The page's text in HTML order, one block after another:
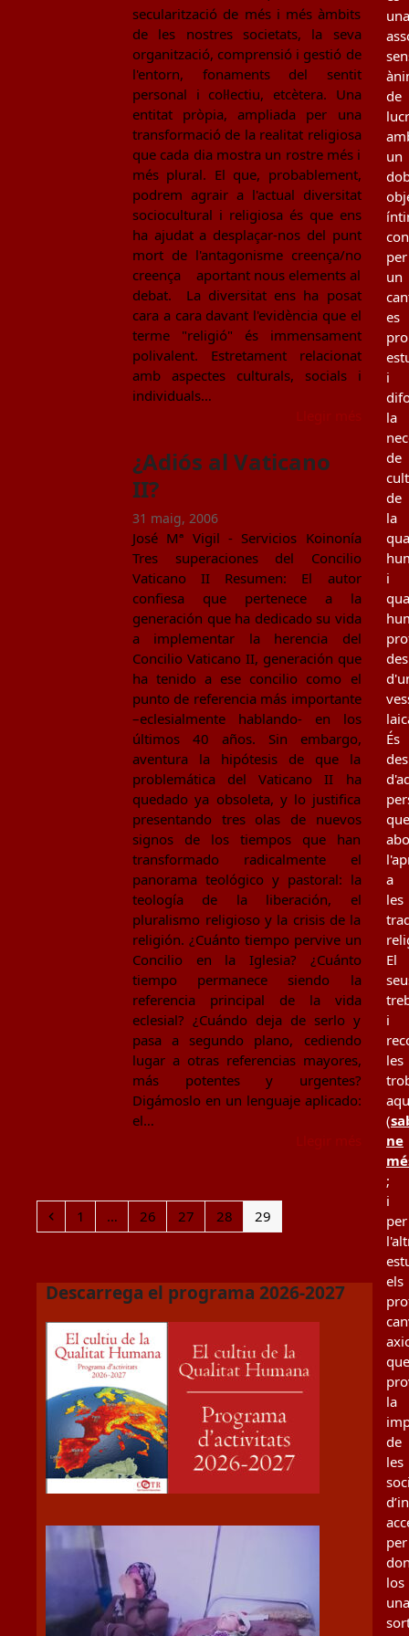
secularització de més i més àmbits
de les nostres societats, la seva
organització, comprensió i gestió de
l'entorn, fonaments del sentit
personal i col·lectiu, etcètera. Una
entitat pròpia, ampliada per una
transformació de la realitat religiosa
que cada dia mostra un rostre més i
més plural. El que, probablement,
podrem agrair a l'actual diversitat
sociocultural i religiosa és que ens
ha ajudat a desplaçar-nos del punt
mort de l'antagonisme creença/no
creença aportant nous elements al
debat. La diversitat ens ha posat
cara a cara davant l'evidència que el
terme "religió" és immensament
polivalent. Estretament relacionat
amb aspectes culturals, socials i
individuals…
¿Adiós al Vaticano
II?
31 maig, 2006
José Mª Vigil - Servicios Koinonía
Tres superaciones del Concilio
Vaticano II Resumen: El autor
confiesa que pertenece a la
generación que ha dedicado su vida
a implementar la herencia del
Concilio Vaticano II, generación que
ha tenido a ese concilio como el
punto de referencia más importante
–eclesialmente hablando- en los
últimos 40 años. Sin embargo,
aventura la hipótesis de que la
problemática del Vaticano II ha
quedado ya obsoleta, y lo justifica
presentando tres olas de nuevos
signos de los tiempos que han
transformado radicalmente el
panorama teológico y pastoral: la
teología de la liberación, el
pluralismo religioso y la crisis de la
religión. ¿Cuánto tiempo pervive un
Concilio en la Iglesia? ¿Cuánto
tiempo permanece siendo la
referencia principal de la vida
eclesial? ¿Cuándo deja de serlo y
pasa a segundo plano, cediendo
lugar a otras referencias mayores,
más potentes y urgentes?
Digámoslo en un lenguaje aplicado:
el…
Previous
Page
1 … Page
26 Page
27 Page
28 Page
29
Descarrega el programa 2026-2027
una
de
un
per
un
es
i
la
de
de
la
i
des
És
des
que
a
les
El
i
les
(
ne
;
i
per
els
que
la
de
les
per
los
una